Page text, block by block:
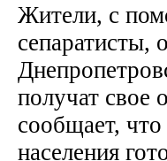
Жители, с
сепаратисты,
получат свое
сообщает,
населения